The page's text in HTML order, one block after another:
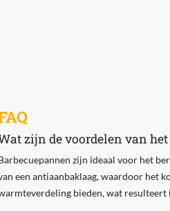
zijn de voordelen van
zijn ideaal voor het
een antiaanbaklaag, waardoor het
bieden, wat resulteert